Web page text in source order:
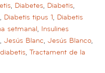
, Diabetes, Diabetis,
, Diabetis tipus 1, Diabetis
setmanal, Insulines
, Jesús Blanc, Jesús Blanco,
, Tractament de la